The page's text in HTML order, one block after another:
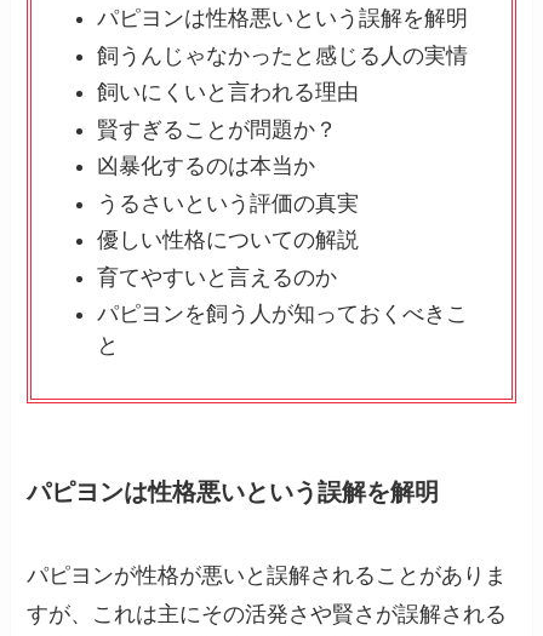
パピヨンは性格悪いという誤解を解明
飼うんじゃなかったと感じる人の実情
飼いにくいと言われる理由
賢すぎることが問題か？
凶暴化するのは本当か
うるさいという評価の真実
優しい性格についての解説
育てやすいと言えるのか
パピヨンを飼う人が知っておくべきこ
と
パピヨンは性格悪いという誤解を解明
パピヨンが性格が悪いと誤解されることがありま
すが、これは主にその活発さや賢さが誤解される